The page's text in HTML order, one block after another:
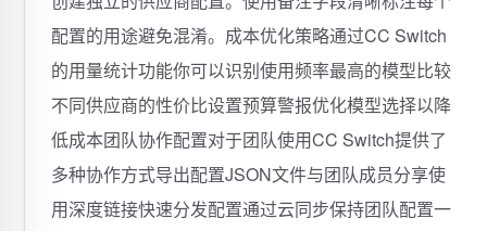
配置的用途避免混淆。成本优化策略通过CC Switch
的用量统计功能你可以识别使用频率最高的模型比较
不同供应商的性价比设置预算警报优化模型选择以降
低成本团队协作配置对于团队使用CC Switch提供了
多种协作方式导出配置JSON文件与团队成员分享使
用深度链接快速分发配置通过云同步保持团队配置一